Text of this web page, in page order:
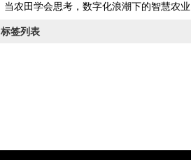
当农田学会思考，数字化浪潮下的智慧农业革命
标签列表